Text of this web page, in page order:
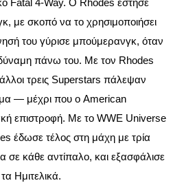
Fatal 4-Way. Ο Rhodes έστησε
με σκοπό να το χρησιμοποιήσει
του γύρισε μπούμερανγκ, όταν
πάνω του. Με τον Rhodes
τρεις Superstars πάλεψαν
— μέχρι που ο American
επιστροφή. Με το WWE Universe
έδωσε τέλος στη μάχη με τρία
σε κάθε αντίπαλο, και εξασφάλισε
Ημιτελικά.